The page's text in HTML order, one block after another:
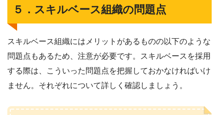
５．スキルベース組織の問題点
スキルベース組織にはメリットがあるものの以下のような
問題点もあるため、注意が必要です。スキルベースを採用
する際は、こういった問題点を把握しておかなければいけ
ません。それぞれについて詳しく確認しましょう。